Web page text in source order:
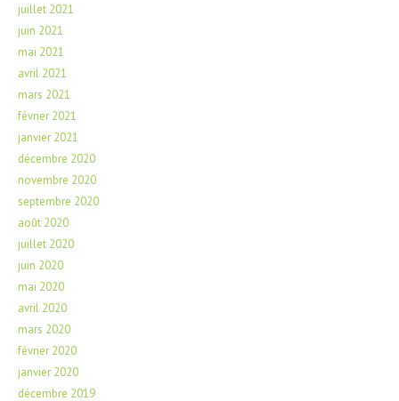
juillet 2021
juin 2021
mai 2021
avril 2021
mars 2021
février 2021
janvier 2021
décembre 2020
novembre 2020
septembre 2020
août 2020
juillet 2020
juin 2020
mai 2020
avril 2020
mars 2020
février 2020
janvier 2020
décembre 2019